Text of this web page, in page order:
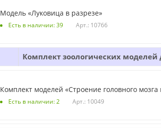
Модель «Луковица в разрезе»
Есть в наличии: 39 Арт.: 10766
Комплект зоологических
Комплект моделей «Строение головного
Есть в наличии: 2 Арт.: 10049